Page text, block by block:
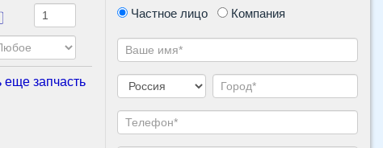
еще запчасть
Частное лицо Компания